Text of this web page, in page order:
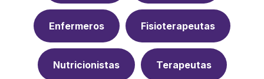
Enfermeros Fisioterapeutas
Nutricionistas Terapeutas